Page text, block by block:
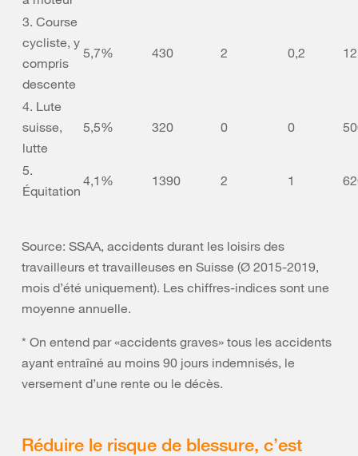
3. Course
cycliste, y
compris
descente
5,7% 430 2 0,2
4. Lute
suisse,
lutte
5,5% 320 0 0
5.
Équitation
4,1% 1390 2 1
Source: SSAA, accidents durant les loisirs des
travailleurs et travailleuses en Suisse (Ø 2015-2019,
mois d’été uniquement). Les chiffres-indices sont une
moyenne annuelle.
* On entend par «accidents graves» tous les accidents
ayant entraîné au moins 90 jours indemnisés, le
versement d’une rente ou le décès.
Réduire le risque de blessure, c’est